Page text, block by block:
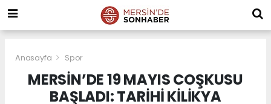
Anasayfa Spor
MERSİN’DE 19 MAYIS COŞKUSU
BAŞLADI: TARİHİ KİLİKYA